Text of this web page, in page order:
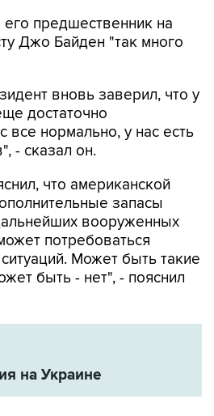
предшественник на
Джо Байден "так много
вновь заверил, что у
достаточно
все нормально, у нас есть
- сказал он.
что американской
запасы
вооруженных
потребоваться
Может быть такие
быть - нет", - пояснил
на Украине